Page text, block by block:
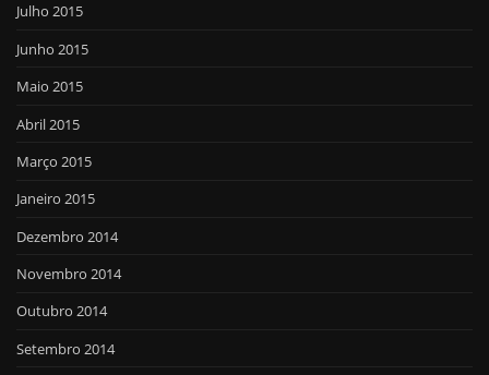
Julho 2015
Junho 2015
Maio 2015
Abril 2015
Março 2015
Janeiro 2015
Dezembro 2014
Novembro 2014
Outubro 2014
Setembro 2014